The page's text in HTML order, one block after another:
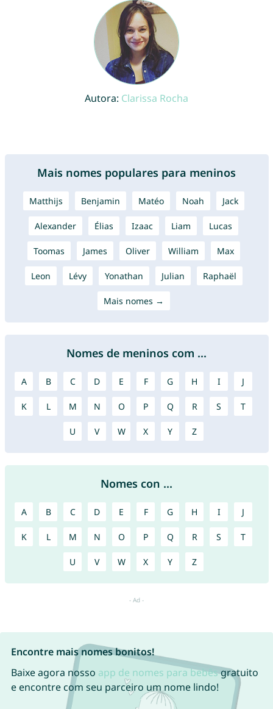
Autora: Clarissa Rocha
Mais nomes populares para meninos
Matthijs Benjamin Matéo Noah Jack
Alexander Élias Izaac Liam Lucas
Toomas James Oliver William Max
Leon Lévy Yonathan Julian Raphaël
Mais nomes →
Nomes de meninos com ...
A B C D E F G H I J
K L M N O P Q R S T
U V W X Y Z
Nomes con ...
A B C D E F G H I J
K L M N O P Q R S T
U V W X Y Z
Encontre mais nomes bonitos!
Baixe agora nosso app de nomes para bebêsgratuito
e encontre com seu parceiro um nome lindo!